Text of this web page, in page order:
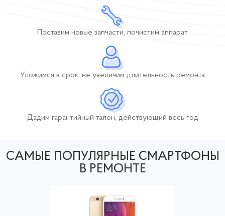
Поставим новые запчасти, почистим аппарат
Уложимся в срок, не увеличим длительность ремонта
Дадим гарантийный талон, действующий весь год
САМЫЕ ПОПУЛЯРНЫЕ СМАРТФОНЫ
В РЕМОНТЕ